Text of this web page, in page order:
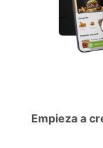
Empieza a